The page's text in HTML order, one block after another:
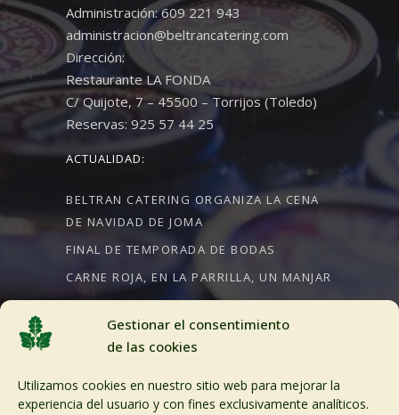
Gestionar el consentimiento
de las cookies
Utilizamos cookies en nuestro sitio web para mejorar la
experiencia del usuario y con fines exclusivamente analíticos.
Administración: 609 221 943
administracion@beltrancatering.com
Dirección:
Restaurante LA FONDA
C/ Quijote, 7 – 45500 – Torrijos (Toledo)
Reservas: 925 57 44 25
ACTUALIDAD:
BELTRAN CATERING ORGANIZA LA CENA
DE NAVIDAD DE JOMA
FINAL DE TEMPORADA DE BODAS
CARNE ROJA, EN LA PARRILLA, UN MANJAR
CRÉDITOS:
Aviso Legal